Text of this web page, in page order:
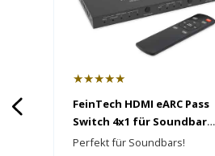
★★★★★
FeinTech HDMI eARC Pass
Switch 4x1 für Soundbar
(VAX04101)
Perfekt für Soundbars!